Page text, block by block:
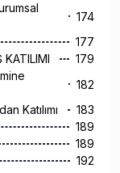
174
177
KATILIMI
179
182
Katılımı
183
189
189
192